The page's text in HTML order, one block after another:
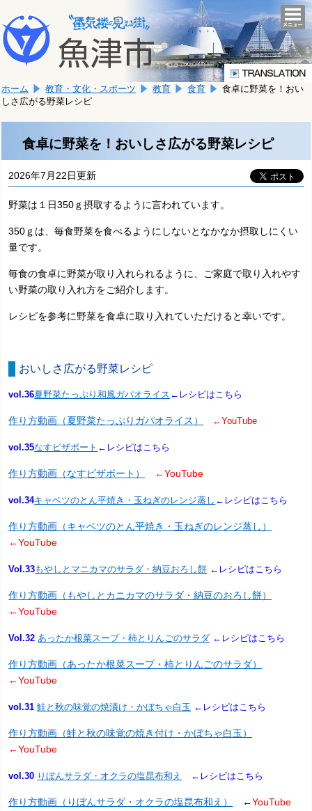
文
へ
移
ま
す。
こ
か
文
で
す。
ホーム 教育・文化・スポーツ 教育 食育
食卓に野菜を！おい
しさ広がる野菜レシピ
食卓に野菜を！おいしさ広がる野菜レシピ
2026年7月22日更新
野菜は１日350ｇ摂取するように言われています。
350ｇは、毎食野菜を食べるようにしないとなかなか摂取しにくい
量です。
毎食の食卓に野菜が取り入れられるように、ご家庭で取り入れやす
い野菜の取り入れ方をご紹介します。
レシピを参考に野菜を食卓に取り入れていただけると幸いです。
おいしさ広がる野菜レシピ
vol.36夏野菜たっぷり和風ガパオライス ←レシピはこちら
作り方動画（夏野菜たっぷりガパオライス） ←YouTube
vol.35なすピザボート ←レシピはこちら
作り方動画（なすピザボート） ←YouTube
vol.34キャベツのとん平焼き・玉ねぎのレンジ蒸し ←レシピはこちら
作り方動画（キャベツのとん平焼き・玉ねぎのレンジ蒸し）
←YouTube
Vol.33もやしとマニカマのサラダ・納豆おろし餅 ←レシピはこちら
作り方動画（もやしとカニカマのサラダ・納豆のおろし餅）
←YouTube
Vol.32あったか根菜スープ・柿とりんごのサラダ ←レシピはこちら
作り方動画（あったか根菜スープ・柿とりんごのサラダ）
←YouTube
vol.31鮭と秋の味覚の焼漬け・かぼちゃ白玉 ←レシピはこちら
作り方動画（鮭と秋の味覚の焼き付け・かぼちゃ白玉）
←YouTube
vol.30 りぼんサラダ・オクラの塩昆布和え ←レシピはこちら
作り方動画（りぼんサラダ・オクラの塩昆布和え） ←YouTube